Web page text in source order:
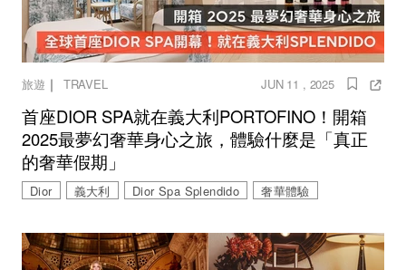
旅遊 ｜ TRAVEL JUN 11 , 2025
首座DIOR SPA就在義大利PORTOFINO！開箱
2025最夢幻奢華身心之旅，體驗什麼是「真正
的奢華假期」
Dior 義大利 Dior Spa Splendido 奢華體驗